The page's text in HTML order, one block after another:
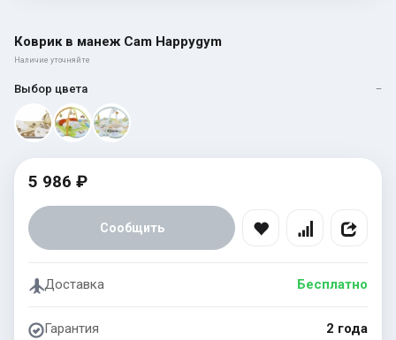
Коврик в манеж Cam Happygym
Наличие уточняйте
Выбор цвета —
5 986 ₽
Сообщить
Доставка Бесплатно
Гарантия 2 года